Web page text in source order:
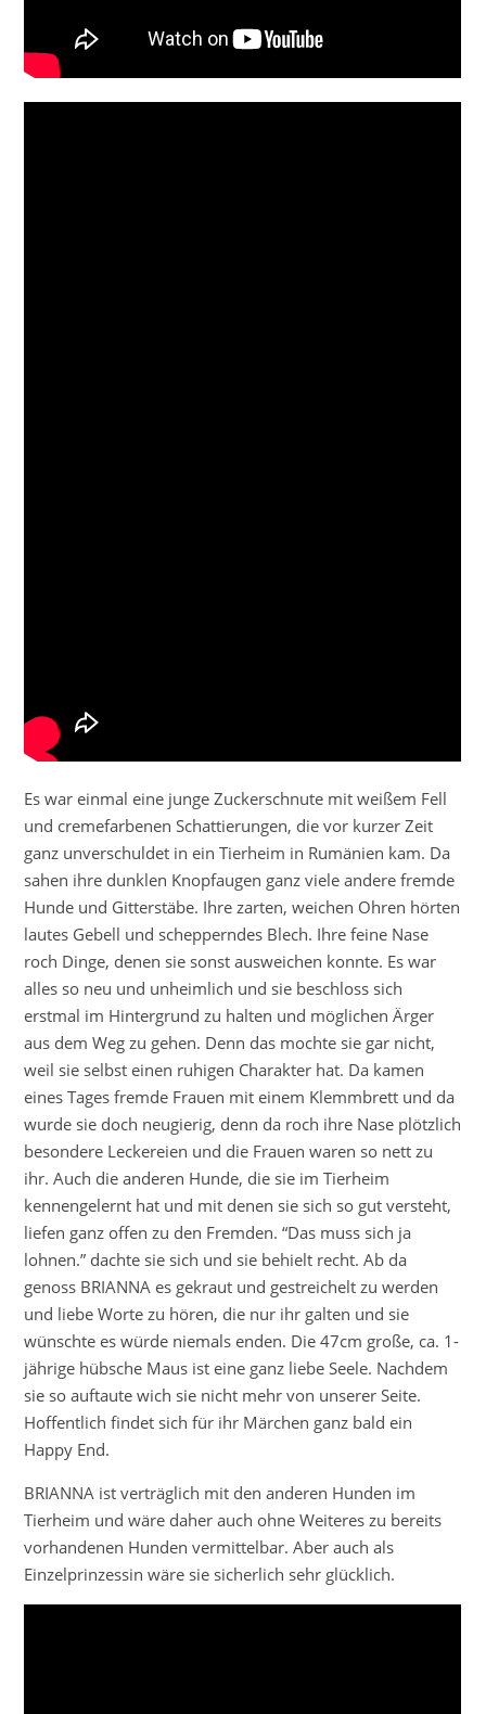
Es war einmal eine junge Zuckerschnute mit weißem Fell
und cremefarbenen Schattierungen, die vor kurzer Zeit
ganz unverschuldet in ein Tierheim in Rumänien kam. Da
sahen ihre dunklen Knopfaugen ganz viele andere fremde
Hunde und Gitterstäbe. Ihre zarten, weichen Ohren hörten
lautes Gebell und schepperndes Blech. Ihre feine Nase
roch Dinge, denen sie sonst ausweichen konnte. Es war
alles so neu und unheimlich und sie beschloss sich
erstmal im Hintergrund zu halten und möglichen Ärger
aus dem Weg zu gehen. Denn das mochte sie gar nicht,
weil sie selbst einen ruhigen Charakter hat. Da kamen
eines Tages fremde Frauen mit einem Klemmbrett und da
wurde sie doch neugierig, denn da roch ihre Nase plötzlich
besondere Leckereien und die Frauen waren so nett zu
ihr. Auch die anderen Hunde, die sie im Tierheim
kennengelernt hat und mit denen sie sich so gut versteht,
liefen ganz offen zu den Fremden. “Das muss sich ja
lohnen.” dachte sie sich und sie behielt recht. Ab da
genoss BRIANNA es gekraut und gestreichelt zu werden
und liebe Worte zu hören, die nur ihr galten und sie
wünschte es würde niemals enden. Die 47cm große, ca. 1-
jährige hübsche Maus ist eine ganz liebe Seele. Nachdem
sie so auftaute wich sie nicht mehr von unserer Seite.
Hoffentlich findet sich für ihr Märchen ganz bald ein
Happy End.
BRIANNA ist verträglich mit den anderen Hunden im
Tierheim und wäre daher auch ohne Weiteres zu bereits
vorhandenen Hunden vermittelbar. Aber auch als
Einzelprinzessin wäre sie sicherlich sehr glücklich.